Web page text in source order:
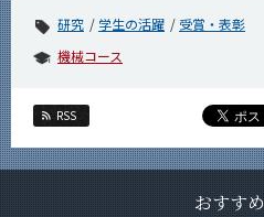
研究 学生の活躍
受賞・表彰
機械コース
RSS
おすす